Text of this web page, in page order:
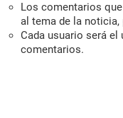
Los comentarios
al tema de la
Cada usuario será el
comentarios.